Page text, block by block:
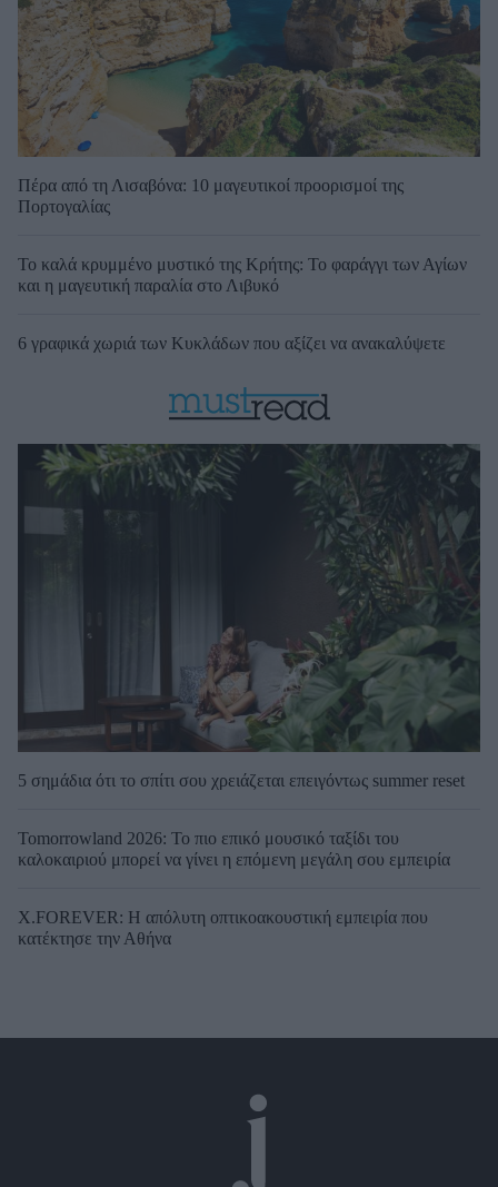
Πέρα από τη Λισαβόνα: 10 μαγευτικοί προορισμοί της
Πορτογαλίας
Το καλά κρυμμένο μυστικό της Κρήτης: Το φαράγγι των Αγίων
και η μαγευτική παραλία στο Λιβυκό
6 γραφικά χωριά των Κυκλάδων που αξίζει να ανακαλύψετε
5 σημάδια ότι το σπίτι σου χρειάζεται επειγόντως summer reset
Tomorrowland 2026: Το πιο επικό μουσικό ταξίδι του
καλοκαιριού μπορεί να γίνει η επόμενη μεγάλη σου εμπειρία
X.FOREVER: Η απόλυτη οπτικοακουστική εμπειρία που
κατέκτησε την Αθήνα